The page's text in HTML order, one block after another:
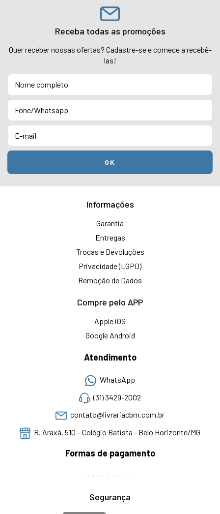
Receba todas as promoções
Quer receber nossas ofertas? Cadastre-se e comece a recebê-
las!
Informações
Garantia
Entregas
Trocas e Devoluções
Privacidade (LGPD)
Remoção de Dados
Compre pelo APP
Apple iOS
Google Android
Atendimento
WhatsApp
(31) 3429-2002
contato@livrariacbm.com.br
R. Araxá, 510 – Colégio Batista - Belo Horizonte/MG
Formas de pagamento
Segurança